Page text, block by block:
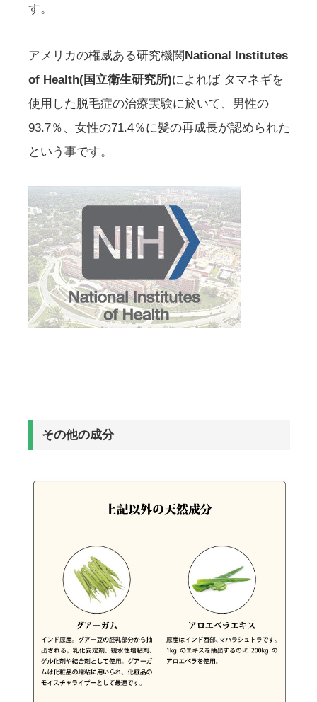
す。
アメリカの権威ある研究機関National Institutes
of Health(国立衛生研究所)によれば タマネギを
使用した脱毛症の治療実験に於いて、男性の
93.7％、女性の71.4％に髪の再成長が認められた
という事です。
その他の成分